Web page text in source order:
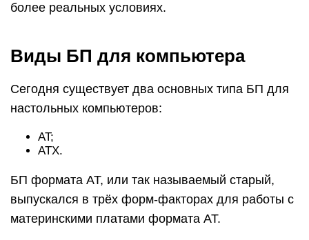
более реальных условиях.
Виды БП для компьютера
Сегодня существует два основных типа БП для
настольных компьютеров:
AT;
ATX.
БП формата AT, или так называемый старый,
выпускался в трёх форм-факторах для работы с
материнскими платами формата AT.